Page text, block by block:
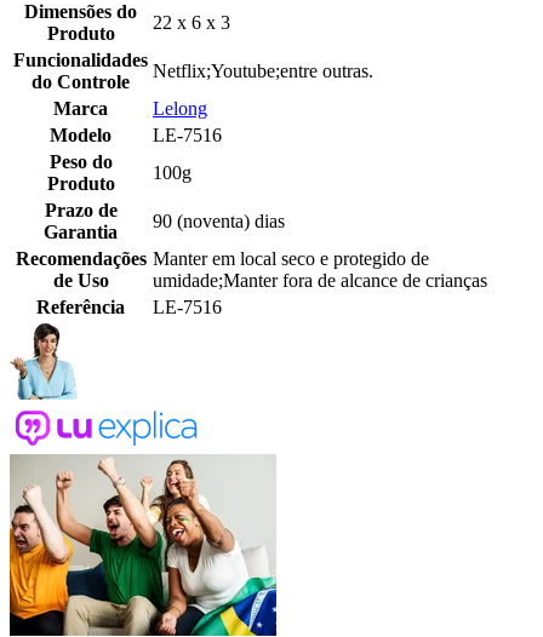
Dimensões do
Produto
22 x 6 x 3
Funcionalidades
do Controle
Netflix;Youtube;entre outras.
Marca
Lelong
Modelo
LE-7516
Peso do
Produto
100g
Prazo de
Garantia
90 (noventa) dias
Recomendações
de Uso
Manter em local seco e protegido de
umidade;Manter fora de alcance de crianças
Referência
LE-7516